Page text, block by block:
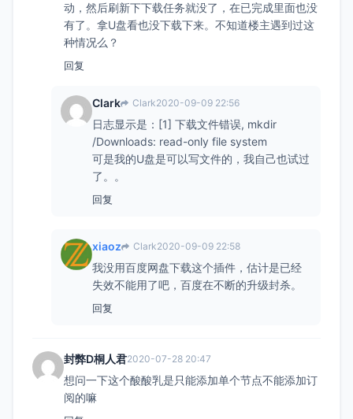
动，然后刷新下下载任务就没了，在已完成里面也没
有了。拿U盘看也没下载下来。不知道楼主遇到过这
种情况么？
回复
Clark Clark2020-09-09 22:56
日志显示是：[1] 下载文件错误, mkdir
/Downloads: read-only file system
可是我的U盘是可以写文件的，我自己也试过
了。。
回复
xiaoz Clark2020-09-09 22:58
我没用百度网盘下载这个插件，估计是已经
失效不能用了吧，百度在不断的升级封杀。
回复
封弊D桐人君2020-07-28 20:47
想问一下这个酸酸乳是只能添加单个节点不能添加订
阅的嘛